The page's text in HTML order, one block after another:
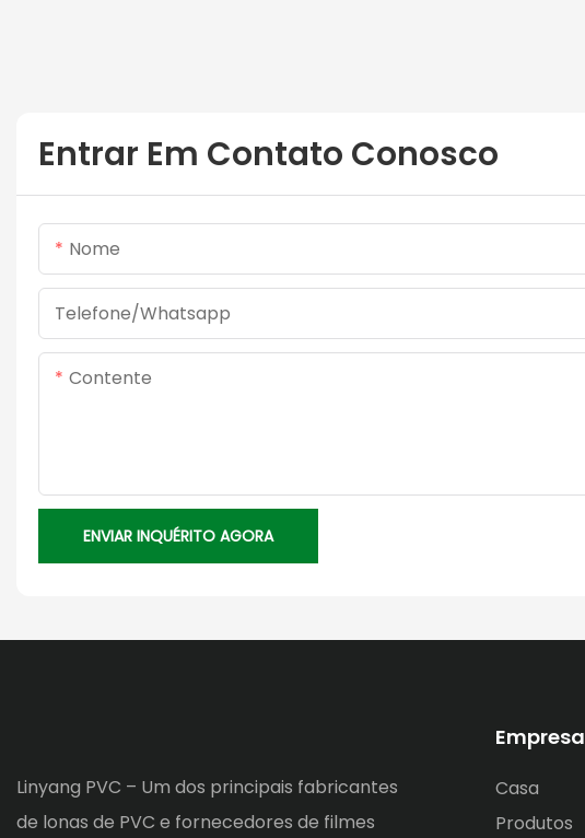
Entrar Em Contato Conosco
Nome
Telefone/whatsapp
Contente
ENVIAR INQUÉRITO AGORA
Linyang PVC – Um dos principais fabricantes
de lonas de PVC e fornecedores de filmes
Empresa
Casa
Produtos